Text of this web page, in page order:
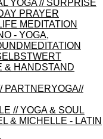
YOGA // SURPRISE
PRAYER
MEDITATION
- YOGA,
& HANDSTAND
PARTNERYOGA//
// YOGA & SOUL
& MICHELLE - LATIN